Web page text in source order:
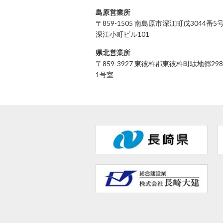
島原営業所
〒859-1505 南島原市深江町戊3044番5
深江小町ビル101
県北営業所
〒859-3927 東彼杵郡東彼杵町駄地郷
1号室